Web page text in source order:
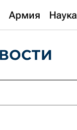
Армия Наука